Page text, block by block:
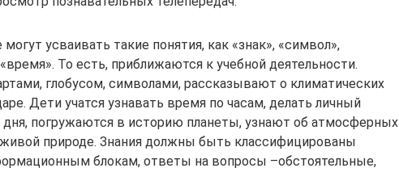
усваивать такие понятия, как «знак», «символ»,
То есть, приближаются к учебной деятельности.
глобусом, символами, рассказывают о климатических
Дети учатся узнавать время по часам, делать личный
дня, погружаются в историю планеты, узнают об атмосферных
природе. Знания должны быть классифицированы
блокам, ответы на вопросы –обстоятельные,